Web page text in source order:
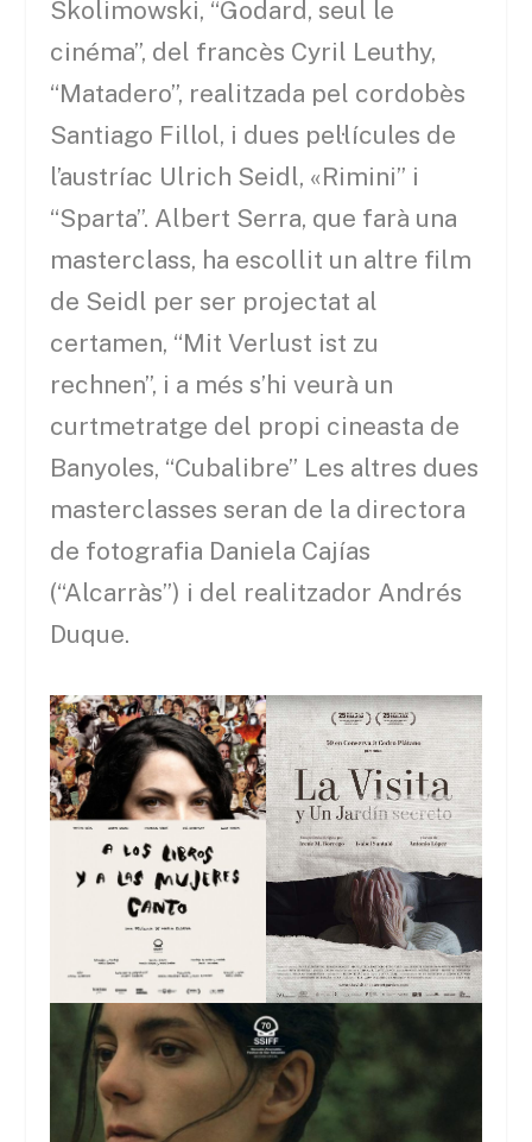
Skolimowski, “Godard, seul le
cinéma”, del francès Cyril Leuthy,
“Matadero”, realitzada pel cordobès
Santiago Fillol, i dues pel·lícules de
l’austríac Ulrich Seidl, «Rimini” i
“Sparta”. Albert Serra, que farà una
masterclass, ha escollit un altre film
de Seidl per ser projectat al
certamen, “Mit Verlust ist zu
rechnen”, i a més s’hi veurà un
curtmetratge del propi cineasta de
Banyoles, “Cubalibre” Les altres dues
masterclasses seran de la directora
de fotografia Daniela Cajías
(“Alcarràs”) i del realitzador Andrés
Duque.